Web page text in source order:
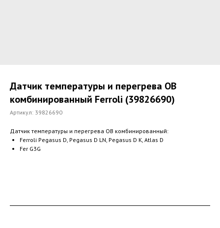
Датчик температуры и перегрева ОВ
комбинированный Ferroli (39826690)
Артикул: 39826690
Датчик температуры и перегрева ОВ комбинированный:
Ferroli Pegasus D, Pegasus D LN, Pegasus D K, Atlas D
Fer G3G